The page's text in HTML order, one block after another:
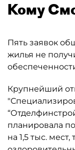
Кому
Пять заявок
жилья не
Крупнейший
планировала
на 1,5 тыс.